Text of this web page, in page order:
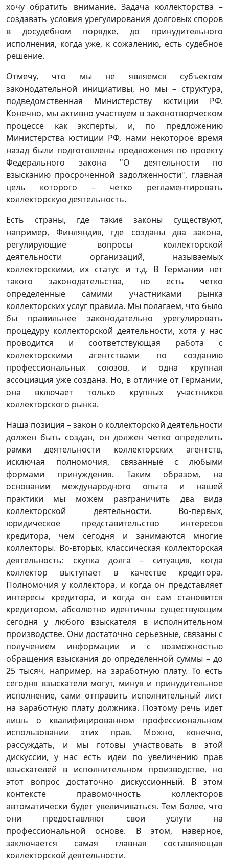
хочу обратить внимание. Задача коллекторства –
создавать условия урегулирования долговых споров
в досудебном порядке, до принудительного
исполнения, когда уже, к сожалению, есть судебное
решение.
Отмечу, что мы не являемся субъектом
законодательной инициативы, но мы – структура,
подведомственная Министерству юстиции РФ.
Конечно, мы активно участвуем в законотворческом
процессе как эксперты, и, по предложению
Министерства юстиции РФ, нами некоторое время
назад были подготовлены предложения по проекту
Федерального закона "О деятельности по
взысканию просроченной задолженности", главная
цель которого – четко регламентировать
коллекторскую деятельность.
Есть страны, где такие законы существуют,
например, Финляндия, где созданы два закона,
регулирующие вопросы коллекторской
деятельности организаций, называемых
коллекторскими, их статус и т.д. В Германии нет
такого законодательства, но есть четко
определенные самими участниками рынка
коллекторских услуг правила. Мы полагаем, что было
бы правильнее законодательно урегулировать
процедуру коллекторской деятельности, хотя у нас
проводится и соответствующая работа с
коллекторскими агентствами по созданию
профессиональных союзов, и одна крупная
ассоциация уже создана. Но, в отличие от Германии,
она включает только крупных участников
коллекторского рынка.
Наша позиция – закон о коллекторской деятельности
должен быть создан, он должен четко определить
рамки деятельности коллекторских агентств,
исключая полномочия, связанные с любыми
формами принуждения. Таким образом, на
основании международного опыта и нашей
практики мы можем разграничить два вида
коллекторской деятельности. Во-первых,
юридическое представительство интересов
кредитора, чем сегодня и занимаются многие
коллекторы. Во-вторых, классическая коллекторская
деятельность: скупка долга – ситуация, когда
коллектор выступает в качестве кредитора.
Полномочия у коллектора, и когда он представляет
интересы кредитора, и когда он сам становится
кредитором, абсолютно идентичны существующим
сегодня у любого взыскателя в исполнительном
производстве. Они достаточно серьезные, связаны с
получением информации и с возможностью
обращения взыскания до определенной суммы – до
25 тысяч, например, на заработную плату. То есть
сегодня взыскатели могут, минуя и принудительное
исполнение, сами отправить исполнительный лист
на заработную плату должника. Поэтому речь идет
лишь о квалифицированном профессиональном
использовании этих прав. Можно, конечно,
рассуждать, и мы готовы участвовать в этой
дискуссии, у нас есть идеи по увеличению прав
взыскателей в исполнительном производстве, но
этот вопрос достаточно дискуссионный. В этом
контексте правомочность коллекторов
автоматически будет увеличиваться. Тем более, что
они предоставляют свои услуги на
профессиональной основе. В этом, наверное,
заключается самая главная составляющая
коллекторской деятельности.